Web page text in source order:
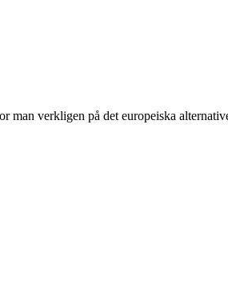
man verkligen på det europeiska